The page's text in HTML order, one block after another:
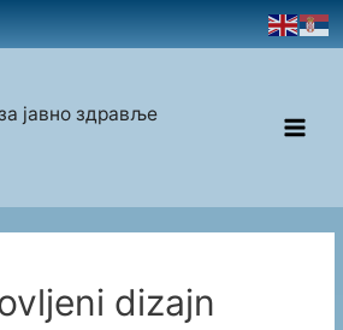
јавно здравље
dizajn